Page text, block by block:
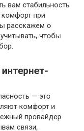
вам стабильность
при
расскажем о
чтобы
— это
комфорт и
провайдер
связи,